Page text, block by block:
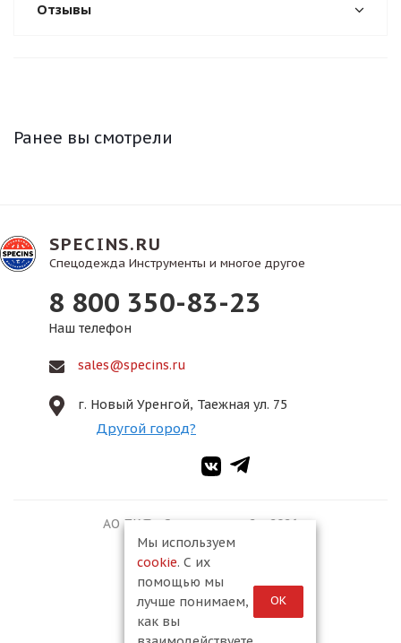
Отзывы
Ранее вы смотрели
SPECINS.RU
Спецодежда Инструменты и многое другое
8 800 350-83-23
Наш телефон
sales@specins.ru
г. Новый Уренгой, Таежная ул. 75
Другой город?
АО ПКФ «Спецмонтаж-2», 2026
Мы используем
cookie. С их
помощью мы
лучше понимаем,
как вы
ОК